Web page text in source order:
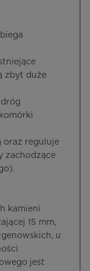
zbyt duże
oraz reguluje
zachodzące
kamieni
15 mm,
u
jest